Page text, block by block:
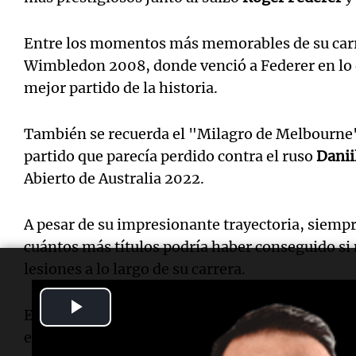
Entre los momentos más memorables de su
Wimbledon 2008, donde venció a Federer en
mejor partido de la historia.
También se recuerda el "Milagro de
partido que parecía perdido contra el ruso
Abierto de Australia 2022.
A pesar de su impresionante trayectoria,
cuántos más títulos podría haber conseguido
lesiones a lo largo de su carrera.
En 2005, Nadal fue diagnosticado con el
enfermedad degenerativa que afecta el hueso